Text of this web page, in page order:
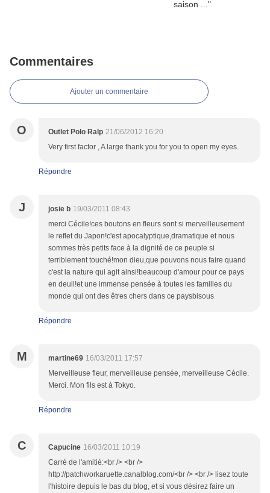
Commentaires
Ajouter un commentaire
O Outlet Polo Ralp 21/06/2012 16:20
Very first factor , A large thank you for you to open my eyes.
Répondre
J josie b 19/03/2011 08:43
merci Cécile!ces boutons en fleurs sont si merveilleusement
le reflet du Japon!c'est apocalyptique,dramatique et nous
sommes très petits face à la dignité de ce peuple si
terriblement touché!mon dieu,que pouvons nous faire quand
c'est la nature qui agit ainsi!beaucoup d'amour pour ce pays
en deuil!et une immense pensée à toutes les familles du
monde qui ont des êtres chers dans ce paysbisous
Répondre
M martine69 16/03/2011 17:57
Merveilleuse fleur, merveilleuse pensée, merveilleuse Cécile.
Merci. Mon fils est à Tokyo.
Répondre
C Capucine 16/03/2011 10:19
Carré de l'amitié:<br /> <br />
http://patchworkaruette.canalblog.com/<br /> <br /> lisez toute
l'histoire depuis le bas du blog, et si vous désirez faire un